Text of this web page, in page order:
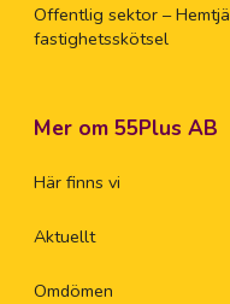
Offentlig sektor –
fastighetsskötsel
Mer om 55Plus AB
Här finns vi
Aktuellt
Omdömen